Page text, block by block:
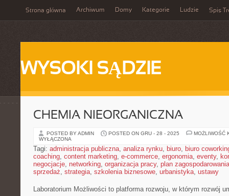
Strona główna Archiwum Domy Kategorie Ludzie Spis
WYSOKI SĄDZIE
CHEMIA NIEORGANICZNA
POSTED BY ADMIN POSTED ON GRU - 28 - 2025
MOŻLIWOŚĆ
WYŁĄCZONA
Tagi: administracja publiczna, analiza rynku, biuro, biuro
coaching, content marketing, e-commerce, ergonomia, eventy,
negocjacje, networking, organizacja pracy, plan zagospodarowania
sprzedaż, strategia, szkolenia biznesowe, urbanistyka, ustawy
Laboratorium Możliwości to platforma rozwoju, w którym rozwój